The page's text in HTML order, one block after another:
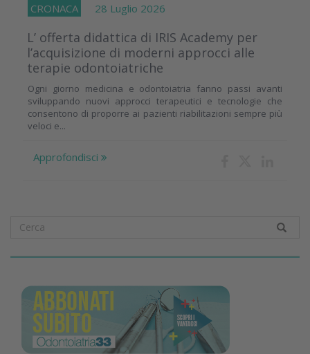
CRONACA 28 Luglio 2026
L’ offerta didattica di IRIS Academy per
l’acquisizione di moderni approcci alle
terapie odontoiatriche
Ogni giorno medicina e odontoiatria fanno passi avanti
sviluppando nuovi approcci terapeutici e tecnologie che
consentono di proporre ai pazienti riabilitazioni sempre più
veloci e...
Approfondisci